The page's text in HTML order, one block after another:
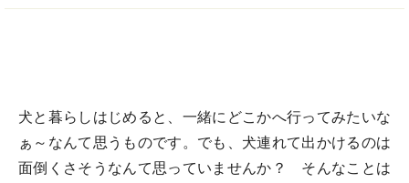
犬と暮らしはじめると、一緒にどこかへ行ってみたいな
ぁ～なんて思うものです。でも、犬連れて出かけるのは
面倒くさそうなんて思っていませんか？ そんなことは